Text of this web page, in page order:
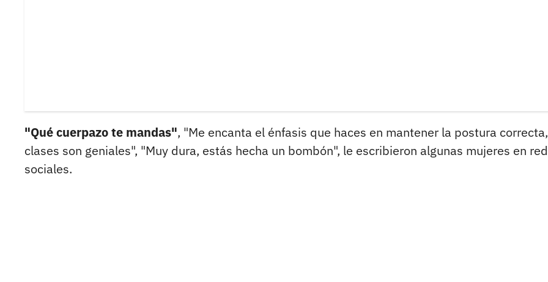
"Qué cuerpazo te mandas", "Me encanta el énfasis que haces en mantener la postura
clases son geniales", "Muy dura, estás hecha un bombón", le escribieron algunas mujeres en
sociales.